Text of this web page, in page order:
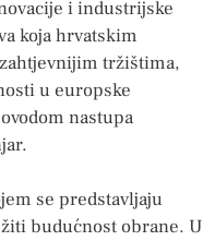
i industrijske
koja hrvatskim
tržištima,
u europske
nastupa
se predstavljaju
budućnost obrane. U